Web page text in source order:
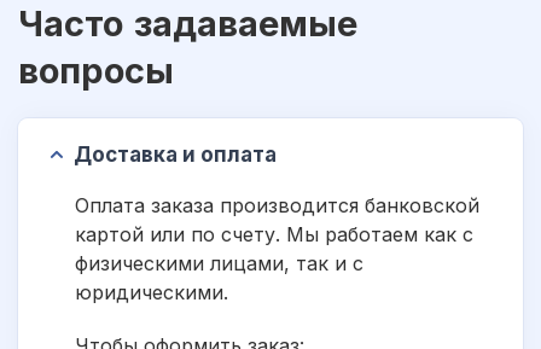
Часто задаваемые
вопросы
Доставка и оплата
Оплата заказа производится банковской
картой или по счету. Мы работаем как с
физическими лицами, так и с
юридическими.